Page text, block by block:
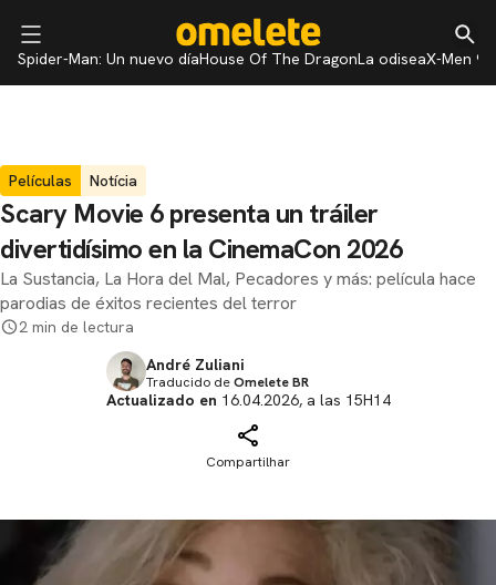
Spider-Man: Un nuevo díaHouse Of The DragonLa odiseaX-Men 97
Películas Notícia
Scary Movie 6 presenta un tráiler
divertidísimo en la CinemaCon 2026
La Sustancia, La Hora del Mal, Pecadores y más: película hace
parodias de éxitos recientes del terror
2 min de lectura
André Zuliani
Traducido deOmelete BR
Actualizado en 16.04.2026, a las 15H14
Compartilhar